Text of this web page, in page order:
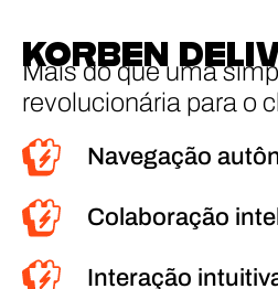
KORBEN
Mais do que uma
revolucionária para o
Navegação
Colaboração
Interação